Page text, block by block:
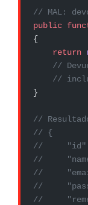
// MAL:
public
{
    return
//
//
}
//
// {
//
//
//
//
//